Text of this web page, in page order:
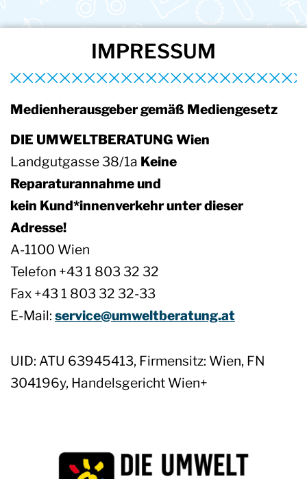
IMPRESSUM
Medienherausgeber gemäß Mediengesetz
DIE UMWELTBERATUNG Wien
Landgutgasse 38/1a Keine
Reparaturannahme und
kein Kund*innenverkehr unter dieser
Adresse!
A-1100 Wien
Telefon +43 1 803 32 32
Fax +43 1 803 32 32-33
E-Mail: service@umweltberatung.at
UID: ATU 63945413, Firmensitz: Wien, FN
304196y, Handelsgericht Wien+